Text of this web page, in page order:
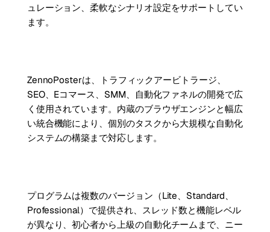
ュレーション、柔軟なシナリオ設定をサポートしてい
ます。
ZennoPosterは、トラフィックアービトラージ、
SEO、Eコマース、SMM、自動化ファネルの開発で広
く使用されています。内蔵のブラウザエンジンと幅広
い統合機能により、個別のタスクから大規模な自動化
システムの構築まで対応します。
プログラムは複数のバージョン（Lite、Standard、
Professional）で提供され、スレッド数と機能レベル
が異なり、初心者から上級の自動化チームまで、ニー